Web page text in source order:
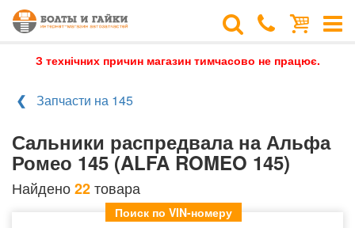
З технічних причин магазин тимчасово не працює.
Запчасти на 145
Сальники распредвала на Альфа
Ромео 145 (ALFA ROMEO 145)
Найдено22товара
Поиск по VIN-номеру